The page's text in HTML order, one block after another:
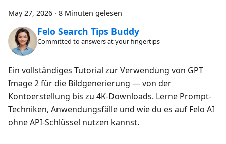
May 27, 2026 · 8 Minuten gelesen
Felo Search Tips Buddy
Committed to answers at your fingertips
Ein vollständiges Tutorial zur Verwendung von GPT
Image 2 für die Bildgenerierung — von der
Kontoerstellung bis zu 4K-Downloads. Lerne Prompt-
Techniken, Anwendungsfälle und wie du es auf Felo AI
ohne API-Schlüssel nutzen kannst.